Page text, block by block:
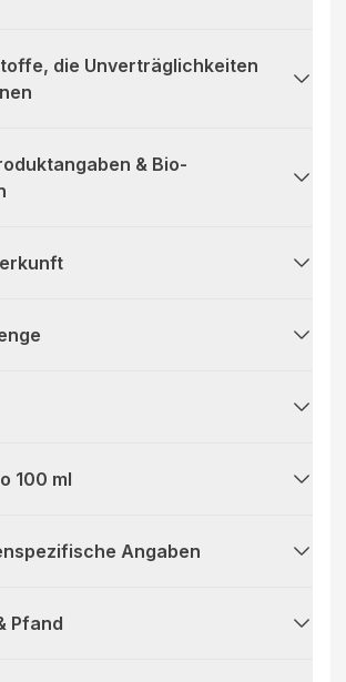
die Unverträglichkeiten
& Bio-
100 ml
Angaben
Pfand